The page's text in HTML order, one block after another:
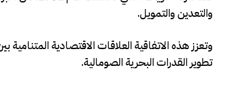
والتعدين والتمويل.
تطوير القدرات البحرية الصومالية.